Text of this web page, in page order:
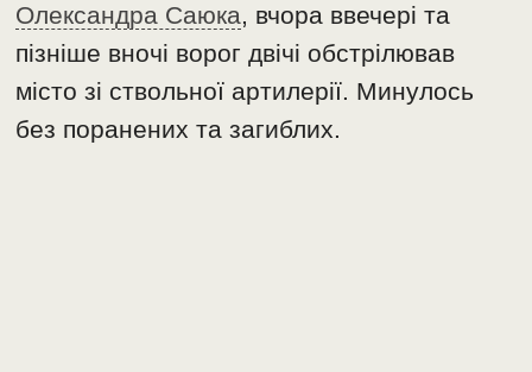
Олександра Саюка, вчора ввечері та
пізніше вночі ворог двічі обстрілював
місто зі ствольної артилерії. Минулось
без поранених та загиблих.